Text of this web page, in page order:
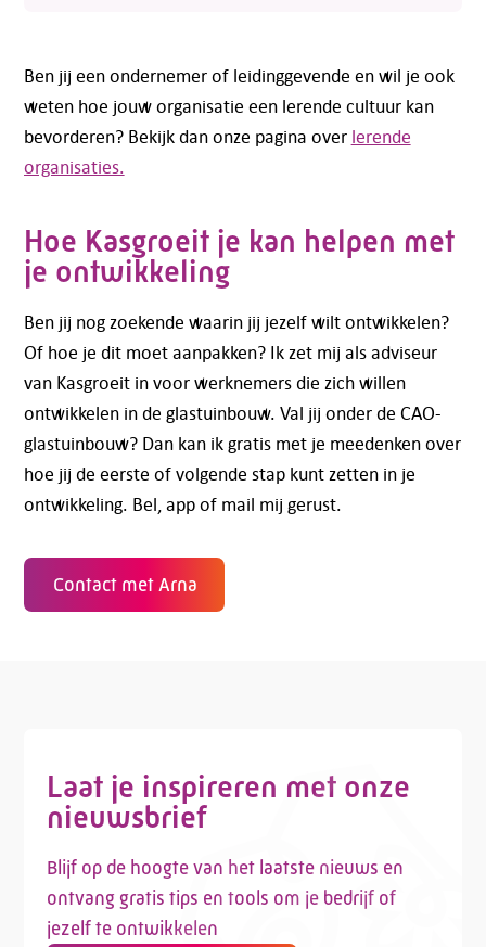
Ben jij een ondernemer of leidinggevende en wil je ook
weten hoe jouw organisatie een lerende cultuur kan
bevorderen? Bekijk dan onze pagina over lerende
organisaties.
Hoe Kasgroeit je kan helpen met
je ontwikkeling
Ben jij nog zoekende waarin jij jezelf wilt ontwikkelen?
Of hoe je dit moet aanpakken? Ik zet mij als adviseur
van Kasgroeit in voor werknemers die zich willen
ontwikkelen in de glastuinbouw. Val jij onder de CAO-
glastuinbouw? Dan kan ik gratis met je meedenken over
hoe jij de eerste of volgende stap kunt zetten in je
ontwikkeling. Bel, app of mail mij gerust.
Contact met Arna
Laat je inspireren met onze
nieuwsbrief
Blijf op de hoogte van het laatste nieuws en
ontvang gratis tips en tools om je bedrijf of
jezelf te ontwikkelen